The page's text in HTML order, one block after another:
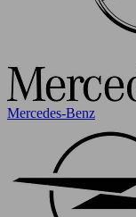
Mercedes-Benz